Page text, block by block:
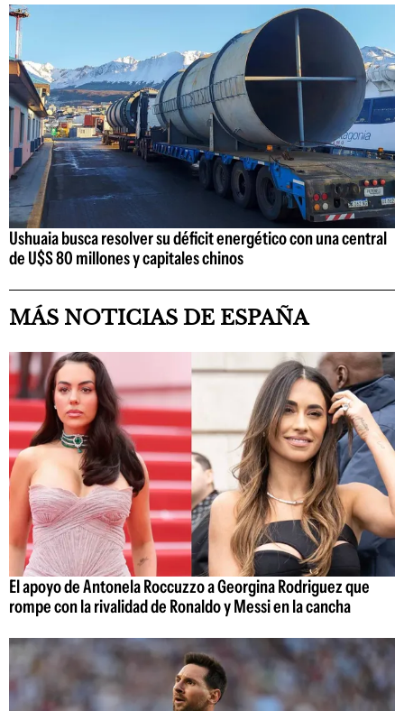
Ushuaia busca resolver su déficit energético con una central
de U$S 80 millones y capitales chinos
MÁS NOTICIAS DE ESPAÑA
El apoyo de Antonela Roccuzzo a Georgina Rodriguez que
rompe con la rivalidad de Ronaldo y Messi en la cancha